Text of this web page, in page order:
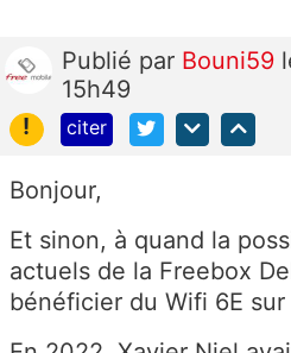
Publié par Bouni59
15h49
!
citer
Bonjour,
Et sinon, à quand la
actuels de la Freebox
bénéficier du Wifi 6E